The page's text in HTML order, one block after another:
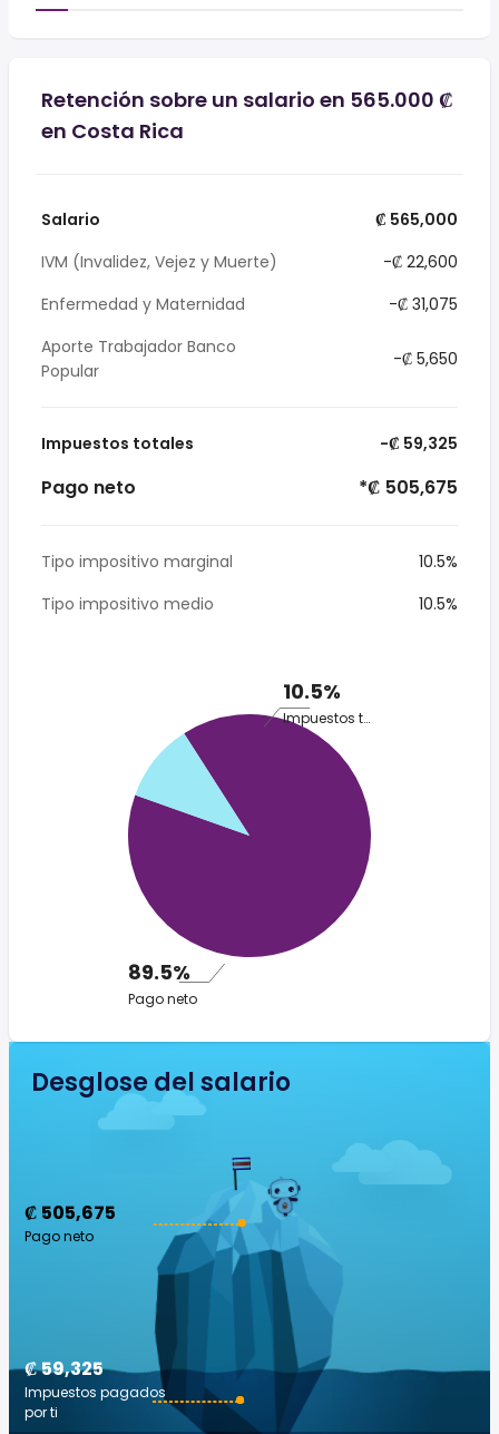
Retención sobre un salario en 565.000 ₡
en Costa Rica
Salario
₡ 565,000
IVM (Invalidez, Vejez y Muerte)
-₡ 22,600
Enfermedad y Maternidad
-₡ 31,075
Aporte Trabajador Banco
Popular
-₡ 5,650
Impuestos totales -₡ 59,325
Pago neto *₡ 505,675
Tipo impositivo marginal
10.5%
Tipo impositivo medio
10.5%
10.5%
Impuestos totales
89.5%
Pago neto
Desglose del salario
₡ 505,675
Pago neto
₡ 59,325
Impuestos pagados
por ti